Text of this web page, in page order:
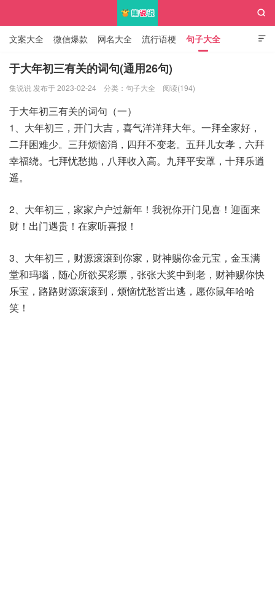

文案大全 微信爆款 网名大全 流行语梗 句子大全
知识大全

于大年初三有关的词句(通用26句)
集说说 发布于 2023-02-24 分类： 句子大全 阅读(194)
于大年初三有关的词句（一）
1、大年初三，开门大吉，喜气洋洋拜大年。一拜全家好，
二拜困难少。三拜烦恼消，四拜不变老。五拜儿女孝，六拜
幸福绕。七拜忧愁抛，八拜收入高。九拜平安罩，十拜乐逍
遥。
2、大年初三，家家户户过新年！我祝你开门见喜！迎面来
财！出门遇贵！在家听喜报！
3、大年初三，财源滚滚到你家，财神赐你金元宝，金玉满
堂和玛瑙，随心所欲买彩票，张张大奖中到老，财神赐你快
乐宝，路路财源滚滚到，烦恼忧愁皆出逃，愿你鼠年哈哈
笑！